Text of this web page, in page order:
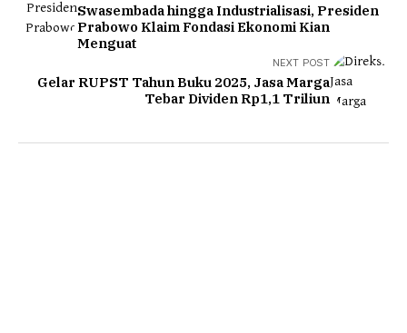
Swasembada hingga Industrialisasi, Presiden
Prabowo Klaim Fondasi Ekonomi Kian
Menguat
NEXT POST
Gelar RUPST Tahun Buku 2025, Jasa Marga
Tebar Dividen Rp1,1 Triliun